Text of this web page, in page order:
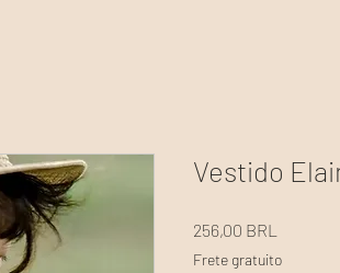
Vestido
256,00 BRL
Frete gratuito